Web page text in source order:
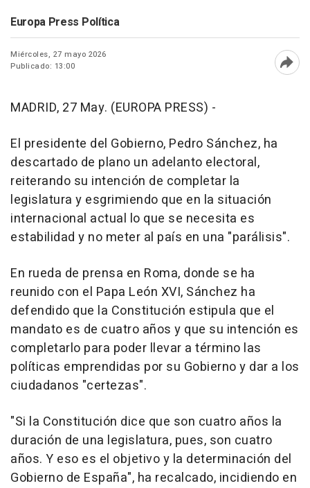
Europa Press Política
Miércoles, 27 mayo 2026
Publicado: 13:00
MADRID, 27 May. (EUROPA PRESS) -
El presidente del Gobierno, Pedro Sánchez, ha
descartado de plano un adelanto electoral,
reiterando su intención de completar la
legislatura y esgrimiendo que en la situación
internacional actual lo que se necesita es
estabilidad y no meter al país en una "parálisis".
En rueda de prensa en Roma, donde se ha
reunido con el Papa León XVI, Sánchez ha
defendido que la Constitución estipula que el
mandato es de cuatro años y que su intención es
completarlo para poder llevar a término las
políticas emprendidas por su Gobierno y dar a los
ciudadanos "certezas".
"Si la Constitución dice que son cuatro años la
duración de una legislatura, pues, son cuatro
años. Y eso es el objetivo y la determinación del
Gobierno de España", ha recalcado, incidiendo en